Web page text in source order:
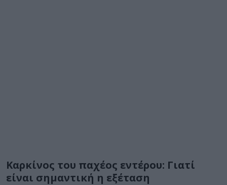
Καρκίνος του παχέος εντέρου: Γιατί
είναι σημαντική η εξέταση